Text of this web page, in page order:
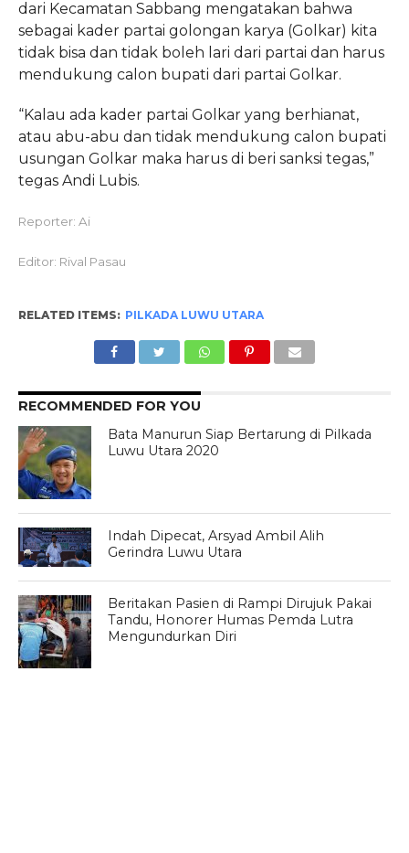
dari Kecamatan Sabbang mengatakan bahwa
sebagai kader partai golongan karya (Golkar) kita
tidak bisa dan tidak boleh lari dari partai dan harus
mendukung calon bupati dari partai Golkar.
“Kalau ada kader partai Golkar yang berhianat,
atau abu-abu dan tidak mendukung calon bupati
usungan Golkar maka harus di beri sanksi tegas,”
tegas Andi Lubis.
Reporter: Ai
Editor: Rival Pasau
RELATED ITEMS: PILKADA LUWU UTARA
RECOMMENDED FOR YOU
Bata Manurun Siap Bertarung di Pilkada
Luwu Utara 2020
Indah Dipecat, Arsyad Ambil Alih
Gerindra Luwu Utara
Beritakan Pasien di Rampi Dirujuk Pakai
Tandu, Honorer Humas Pemda Lutra
Mengundurkan Diri